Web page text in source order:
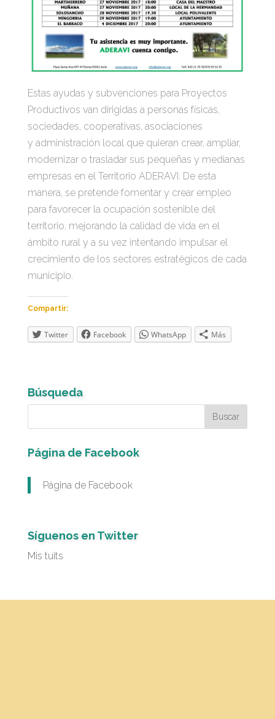
Estas ayudas y subvenciones para Proyectos
Productivos van dirigidas a personas físicas,
sociedades, cooperativas, asociaciones
y administración local que quieran crear, ampliar,
modernizar o trasladar sus pequeñas y medianas
empresas en el Territorio ADERAVI. De esta
manera, se pretende fomentar y crear empleo
para favorecer la ocupación sostenible del
territorio, mejorando la calidad de vida en el
ámbito rural y a su vez intentando impulsar el
crecimiento de los sectores estratégicos de cada
municipio.
Compartir:
Twitter Facebook WhatsApp Más
Búsqueda
Página de Facebook
Página de Facebook
Síguenos en Twitter
Mis tuits